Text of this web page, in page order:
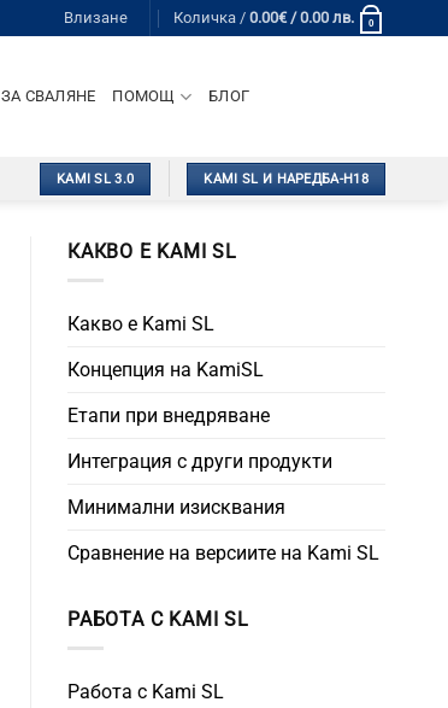
Влизане Количка / 0.00€/ 0.00 лв. 0
ЗА СВАЛЯНЕ ПОМОЩ БЛОГ
KAMI SL 3.0 KAMI SL И НАРЕДБА-Н18
КАКВО Е KAMI SL
Какво е Kami SL
Концепция на KamiSL
Етапи при внедряване
Интеграция с други продукти
Минимални изисквания
Сравнение на версиите на Kami SL
РАБОТА С KAMI SL
Работа с Kami SL